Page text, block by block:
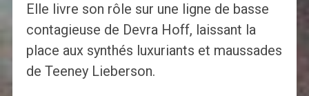
Elle livre son rôle sur une ligne de basse
contagieuse de Devra Hoff, laissant la
place aux synthés luxuriants et maussades
de Teeney Lieberson.